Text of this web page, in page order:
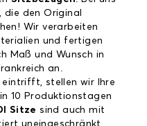
, die den Original
Wir verarbeiten
und fertigen
Maß und Wunsch in
an.
eintrifft, stellen wir Ihre
in 10 Produktionstagen
Sitze sind auch mit